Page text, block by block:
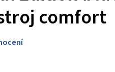
comfort